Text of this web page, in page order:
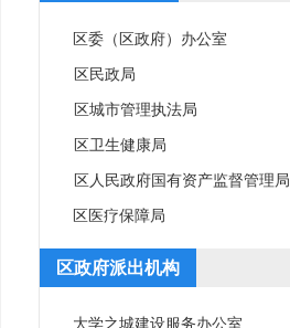
区委（区政府）办公室
区民政局
区城市管理执法局
区卫生健康局
区人民政府国有资产监督管理局
区医疗保障局
区政府派出机构
大学之城建设服务办公室